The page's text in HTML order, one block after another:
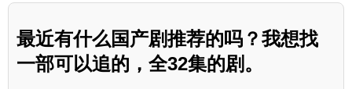
最近有什么国产剧推荐的吗？我想找
一部可以追的，全32集的剧。